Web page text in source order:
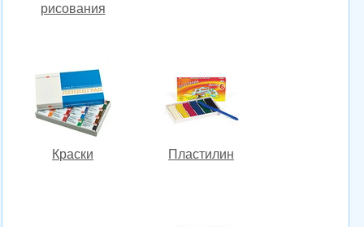
рисования
Краски Пластилин